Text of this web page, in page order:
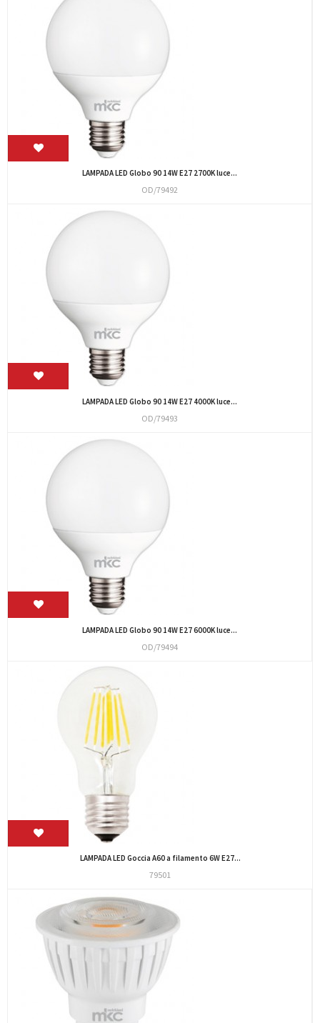
LAMPADA LED Globo 90 14W E27 2700K luce...
OD/79492
LAMPADA LED Globo 90 14W E27 4000K luce...
OD/79493
LAMPADA LED Globo 90 14W E27 6000K luce...
OD/79494
LAMPADA LED Goccia A60 a filamento 6W E27...
79501